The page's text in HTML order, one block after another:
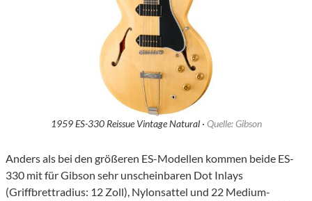
1959 ES-330 Reissue Vintage Natural · Quelle: Gibson
Anders als bei den größeren ES-Modellen kommen beide ES-
330 mit für Gibson sehr unscheinbaren Dot Inlays
(Griffbrettradius: 12 Zoll), Nylonsattel und 22 Medium-